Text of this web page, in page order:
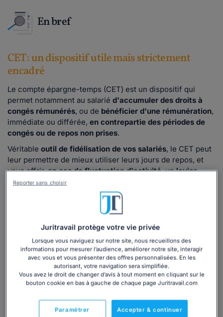
En bref
CET : un dispositif utile mais strictement
encadré
Le compte épargne-temps (CET) est un dispositif qui
permet notamment au salarié d'accumuler des droits à
congés rémunérés, ou de bénéficier d'une rémunération,
immédiate ou différée, en contrepartie des périodes de
congés ou de repos non prises.
Véritable outil de fidélisation de vos salariés, le CET peut
leur permettre de mieux utiliser leurs jours de repos, et
vous offrir,en cas de fluctuation d'activité, unlevier
d'ajustementnon négligeable.
Ce dispositif ne peut être mis en place que par un
d'entreprise ou d'établissement ou, à défaut, par une
Code du travail).
Besoin d'informations complémentaires ? Suivez le guide !
Notre modèle d'accord pour une mise en place
conforme
Vous avez décidé de mettre en place un CET dans votre
entreprise, mais vous ne savez pas sur quellebase de
Juritravail protège votre vie privée
Lorsque vous naviguez sur notre site, nous recueillons des
informations pour mesurer l’audience, améliorer notre site, interagir
avec vous et vous présenter des offres personnalisées. En les
autorisant, votre navigation sera simplifiée.
Vous avez le droit de changer d’avis à tout moment en cliquant sur le
bouton cookie en bas à gauche de chaque page Juritravail.com
Accepter & continuer
Paramétrer
Reporter sans choisir